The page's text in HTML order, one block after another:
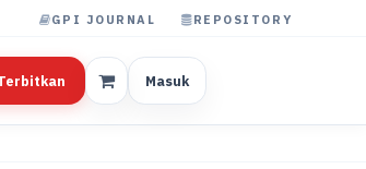
GPI JOURNAL REPOSITORY
Masuk